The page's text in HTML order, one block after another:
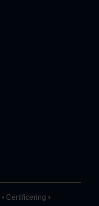
• Certificering •